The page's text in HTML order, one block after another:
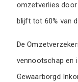
omzetverlies
blijft tot 60% van
De
vennootschap en
Gewaarborgd